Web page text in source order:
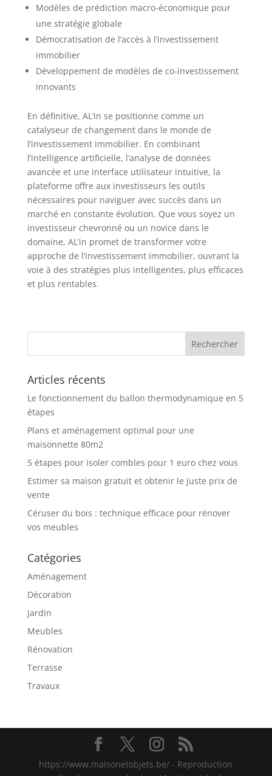
Modèles de prédiction macro-économique pour
une stratégie globale
Démocratisation de l’accès à l’investissement
immobilier
Développement de modèles de co-investissement
innovants
En définitive, AL’in se positionne comme un
catalyseur de changement dans le monde de
l’investissement immobilier. En combinant
l’intelligence artificielle, l’analyse de données
avancée et une interface utilisateur intuitive, la
plateforme offre aux investisseurs les outils
nécessaires pour naviguer avec succès dans un
marché en constante évolution. Que vous soyez un
investisseur chevronné ou un novice dans le
domaine, AL’in promet de transformer votre
approche de l’investissement immobilier, ouvrant la
voie à des stratégies plus intelligentes, plus efficaces
et plus rentables.
Articles récents
Le fonctionnement du ballon thermodynamique en 5
étapes
Plans et aménagement optimal pour une
maisonnette 80m2
5 étapes pour isoler combles pour 1 euro chez vous
Estimer sa maison gratuit et obtenir le juste prix de
vente
Céruser du bois : technique efficace pour rénover
vos meubles
Catégories
Aménagement
Décoration
Jardin
Meubles
Rénovation
Terrasse
Travaux
https://www.maisonetobjets.be/ - Reproduction